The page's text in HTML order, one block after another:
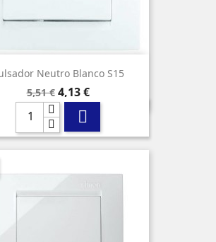
Neutro Blanco S15
Precio
base
5,51 € Precio
4,13 €
